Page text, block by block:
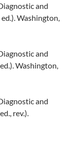
and
Washington,
and
Washington,
and
rev.).